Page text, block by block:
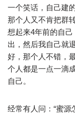
一个笑话，自己建
那个人又不肯把群
想起来4年前的自
出，然后我自己就
好，那个人不错，
个人都是一点一滴
自己。
经常有人问：“蜜